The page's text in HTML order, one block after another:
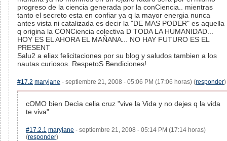
progreso de la ciencia generada por la conCiencia.. mientras
tanto el secreto esta en confiar ya q la mayor energia nunca
antes vista ni catalizada es decir la "DE MAS PODER" es aquella
q origina la CONCiencia colectiva D TODA LA HUMANIDAD...
HOY ES EL AHORA EL MAÑANA... NO HAY FUTURO ES EL
PRESENT
Salu2 a eliax felicitaciones por su blog y saludos tambien a los
nautas curiosos. RespetoS Bendiciones!
#17.2 maryjane - septiembre 21, 2008 - 05:06 PM (17:06 horas) (responder)
cOMO bien Decìa celia cruz "vive la Vida y no dejes q la vida
te viva"
#17.2.1 maryjane - septiembre 21, 2008 - 05:14 PM (17:14 horas)
(responder)